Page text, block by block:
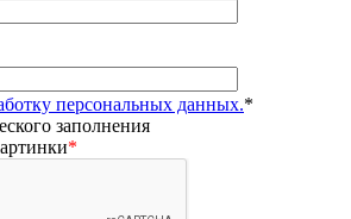
персональных данных.*
заполнения
*